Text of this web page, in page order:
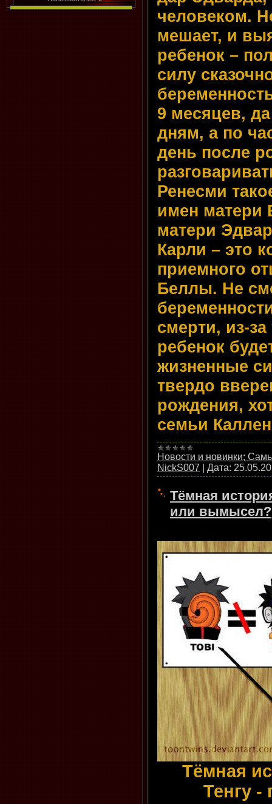
человеком.
мешает, и
ребенок –
силу
9 месяцев,
дням, а по
день после
Ренесми
имен матери
матери
Карли – это
приемного
Беллы. Не
смерти, из-
ребенок
жизненные
твердо
рождения,
семьи
Новости и новинки;
NickS007
Дата:
Тёмная
или вымысел?
Тёмная
Тенгу